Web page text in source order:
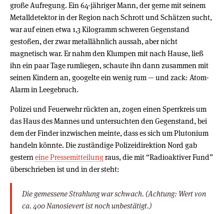
große Aufregung. Ein 64-jähriger Mann, der gerne mit seinem
Metalldetektor in der Region nach Schrott und Schätzen sucht,
war auf einen etwa 1,3 Kilogramm schweren Gegenstand
gestoßen, der zwar metallähnlich aussah, aber nicht
magnetisch war. Er nahm den Klumpen mit nach Hause, ließ
ihn ein paar Tage rumliegen, schaute ihn dann zusammen mit
seinen Kindern an, googelte ein wenig rum — und zack: Atom-
Alarm in Leegebruch.
Polizei und Feuerwehr rückten an, zogen einen Sperrkreis um
das Haus des Mannes und untersuchten den Gegenstand, bei
dem der Finder inzwischen meinte, dass es sich um Plutonium
handeln könnte. Die zuständige Polizeidirektion Nord gab
gesterneine Pressemitteilungraus, die mit “Radioaktiver Fund”
überschrieben ist und in der steht:
Die gemessene Strahlung war schwach. (Achtung: Wert von
ca. 400 Nanosievert ist noch unbestätigt.)